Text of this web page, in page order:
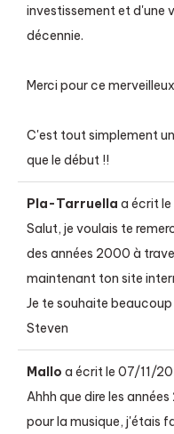
investissement et d'une
décennie.
Merci pour ce
C'est tout simplement
que le début !!
Pla-Tarruella a écrit le
Salut, je voulais te
des années 2000 à
maintenant ton site
Je te souhaite
Steven
Mallo a écrit le 07/11/
Ahhh que dire les
pour la musique, j'étais